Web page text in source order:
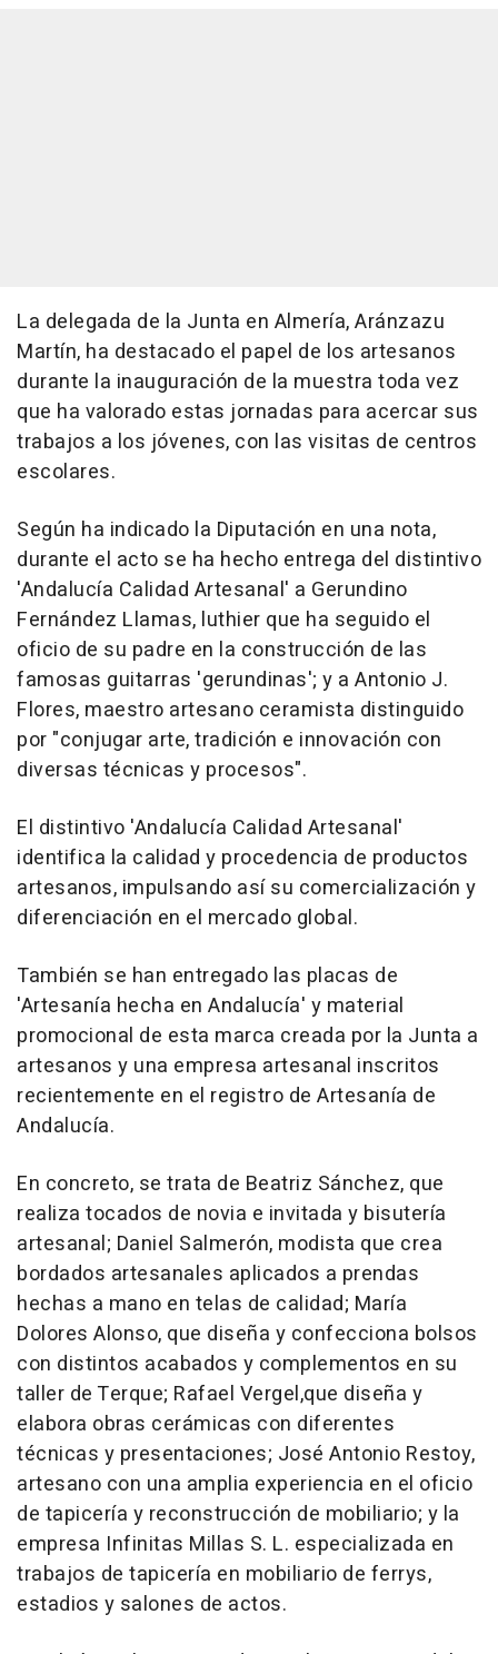
La delegada de la Junta en Almería, Aránzazu
Martín, ha destacado el papel de los artesanos
durante la inauguración de la muestra toda vez
que ha valorado estas jornadas para acercar sus
trabajos a los jóvenes, con las visitas de centros
escolares.
Según ha indicado la Diputación en una nota,
durante el acto se ha hecho entrega del distintivo
'Andalucía Calidad Artesanal' a Gerundino
Fernández Llamas, luthier que ha seguido el
oficio de su padre en la construcción de las
famosas guitarras 'gerundinas'; y a Antonio J.
Flores, maestro artesano ceramista distinguido
por "conjugar arte, tradición e innovación con
diversas técnicas y procesos".
El distintivo 'Andalucía Calidad Artesanal'
identifica la calidad y procedencia de productos
artesanos, impulsando así su comercialización y
diferenciación en el mercado global.
También se han entregado las placas de
'Artesanía hecha en Andalucía' y material
promocional de esta marca creada por la Junta a
artesanos y una empresa artesanal inscritos
recientemente en el registro de Artesanía de
Andalucía.
En concreto, se trata de Beatriz Sánchez, que
realiza tocados de novia e invitada y bisutería
artesanal; Daniel Salmerón, modista que crea
bordados artesanales aplicados a prendas
hechas a mano en telas de calidad; María
Dolores Alonso, que diseña y confecciona bolsos
con distintos acabados y complementos en su
taller de Terque; Rafael Vergel,que diseña y
elabora obras cerámicas con diferentes
técnicas y presentaciones; José Antonio Restoy,
artesano con una amplia experiencia en el oficio
de tapicería y reconstrucción de mobiliario; y la
empresa Infinitas Millas S. L. especializada en
trabajos de tapicería en mobiliario de ferrys,
estadios y salones de actos.